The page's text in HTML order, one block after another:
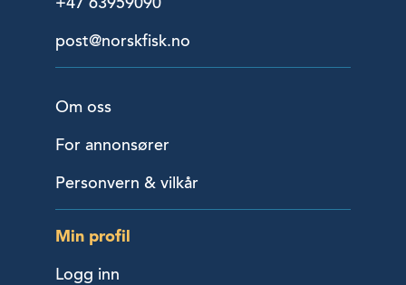
post@norskfisk.no
Om oss
For annonsører
Personvern & vilkår
Min profil
Logg inn